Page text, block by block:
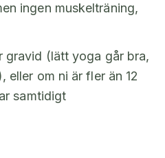
ingen muskelträning,
gravid (lätt yoga går bra,
eller om ni är fler än 12
samtidigt